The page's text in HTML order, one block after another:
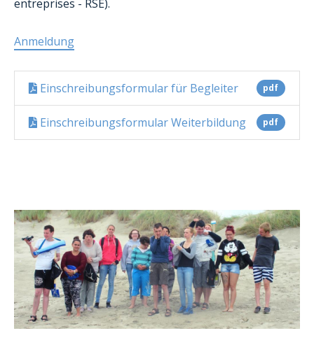
entreprises - RSE).
Anmeldung
pdf
Einschreibungsformular für Begleiter
pdf
Einschreibungsformular Weiterbildung